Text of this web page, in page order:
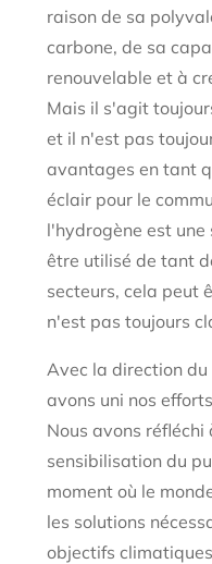
raison de sa
carbone, de sa
renouvelable et à
Mais il s'agit
et il n'est pas
avantages en tant
éclair pour le
l'hydrogène est
être utilisé de tant
secteurs, cela peut
n'est pas toujours
Avec la direction du
avons uni nos
Nous avons
sensibilisation du
moment où le
les solutions
objectifs